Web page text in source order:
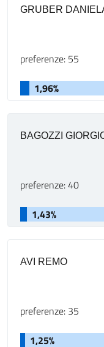
GRUBER
preferenze: 55
1,96%
BAGOZZI
preferenze: 40
1,43%
AVI REMO
preferenze: 35
1,25%